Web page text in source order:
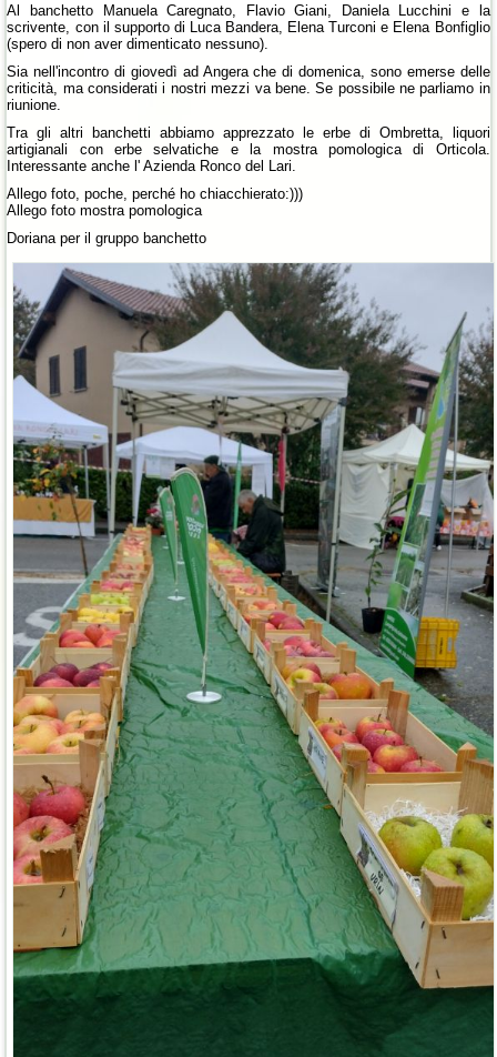
Al banchetto Manuela Caregnato, Flavio Giani, Daniela Lucchini e la
scrivente, con il supporto di Luca Bandera, Elena Turconi e Elena Bonfiglio
(spero di non aver dimenticato nessuno).
Sia nell'incontro di giovedì ad Angera che di domenica, sono emerse delle
criticità, ma considerati i nostri mezzi va bene. Se possibile ne parliamo in
riunione.
Tra gli altri banchetti abbiamo apprezzato le erbe di Ombretta, liquori
artigianali con erbe selvatiche e la mostra pomologica di Orticola.
Interessante anche l' Azienda Ronco del Lari.
Allego foto, poche, perché ho chiacchierato:)))
Allego foto mostra pomologica
Doriana per il gruppo banchetto